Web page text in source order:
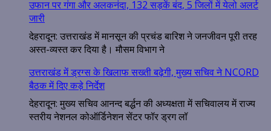
उफान पर गंगा और अलकनंदा, 132 सड़कें बंद, 5 जिलों में येलो अलर्ट
जारी
देहरादून: उत्तराखंड में मानसून की प्रचंड बारिश ने जनजीवन पूरी तरह
अस्त-व्यस्त कर दिया है। मौसम विभाग ने
उत्तराखंड में ड्रग्स के खिलाफ सख्ती बढ़ेगी, मुख्य सचिव ने NCORD
बैठक में दिए कड़े निर्देश
देहरादून: मुख्य सचिव आनन्द बर्द्धन की अध्यक्षता में सचिवालय में राज्य
स्तरीय नेशनल कोऑर्डिनेशन सेंटर फॉर ड्रग लॉ